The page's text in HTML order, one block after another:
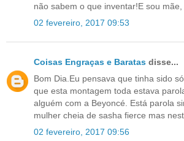
não sabem o que inventar!E sou
02 fevereiro, 2017 09:53
Coisas Engraças e Baratas disse...
Bom Dia.Eu pensava que tinha sido
que esta montagem toda estava
alguém com a Beyoncé. Está parola
mulher cheia de sasha fierce mas
02 fevereiro, 2017 09:56